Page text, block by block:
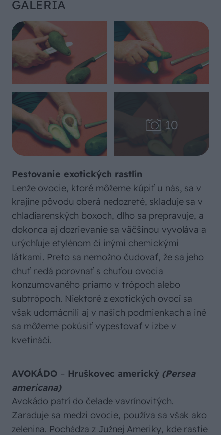
GALÉRIA
Pestovanie exotických rastlín
Lenže ovocie, ktoré môžeme kúpiť u nás, sa v
krajine pôvodu oberá nedozreté, skladuje sa v
chladiarenských boxoch, dlho sa prepravuje, a
dokonca aj dozrievanie sa väčšinou vyvoláva a
urýchľuje etylénom či inými chemickými
látkami. Preto sa nemožno čudovať, že sa jeho
chuť nedá porovnať s chuťou ovocia
konzumovaného priamo v trópoch alebo
subtrópoch. Niektoré z exotických ovocí sa
však udomácnili aj v našich podmienkach a iné
sa môžeme pokúsiť vypestovať v izbe v
kvetináči.
AVOKÁDO – Hruškovec americký (Persea
americana)
Avokádo patrí do čelade vavrínovitých.
Zaraďuje sa medzi ovocie, používa sa však ako
zelenina. Pochádza z Južnej Ameriky, kde rastie